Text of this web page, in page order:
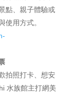
點、親子體驗或
使用方式。
拍照打卡、想安
水族館主打網美